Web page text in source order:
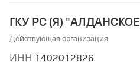
ГКУ РС (Я)
Действующая организация
ИНН 1402012826